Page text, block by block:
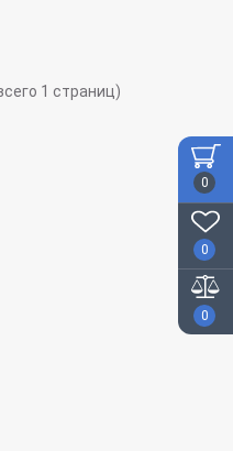
0
0
0
1 страниц)